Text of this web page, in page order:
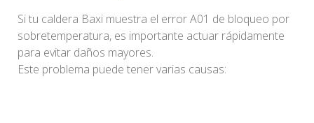
Si tu caldera Baxi muestra el error A01 de bloqueo por
sobretemperatura, es importante actuar rápidamente
para evitar daños mayores.
Este problema puede tener varias causas: